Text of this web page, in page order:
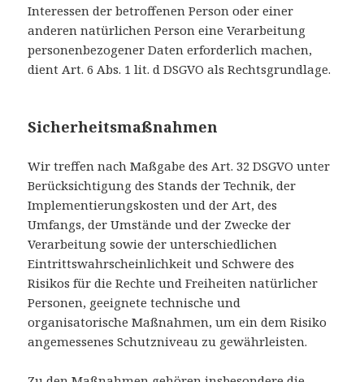
Interessen der betroffenen Person oder einer
anderen natürlichen Person eine Verarbeitung
personenbezogener Daten erforderlich machen,
dient Art. 6 Abs. 1 lit. d DSGVO als Rechtsgrundlage.
Sicherheitsmaßnahmen
Wir treffen nach Maßgabe des Art. 32 DSGVO unter
Berücksichtigung des Stands der Technik, der
Implementierungskosten und der Art, des
Umfangs, der Umstände und der Zwecke der
Verarbeitung sowie der unterschiedlichen
Eintrittswahrscheinlichkeit und Schwere des
Risikos für die Rechte und Freiheiten natürlicher
Personen, geeignete technische und
organisatorische Maßnahmen, um ein dem Risiko
angemessenes Schutzniveau zu gewährleisten.